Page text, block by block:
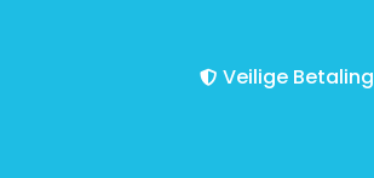
Veilige Betaling